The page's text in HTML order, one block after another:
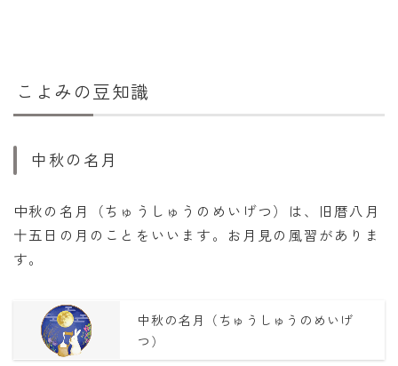
こよみの豆知識
中秋の名月
中秋の名月（ちゅうしゅうのめいげつ）は、旧暦八月
十五日の月のことをいいます。お月見の風習がありま
す。
中秋の名月（ちゅうしゅうのめいげ
つ）